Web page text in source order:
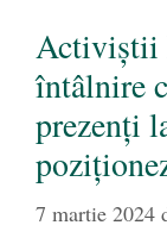
Activiștii
întâlnire
prezenți
7 martie 2024